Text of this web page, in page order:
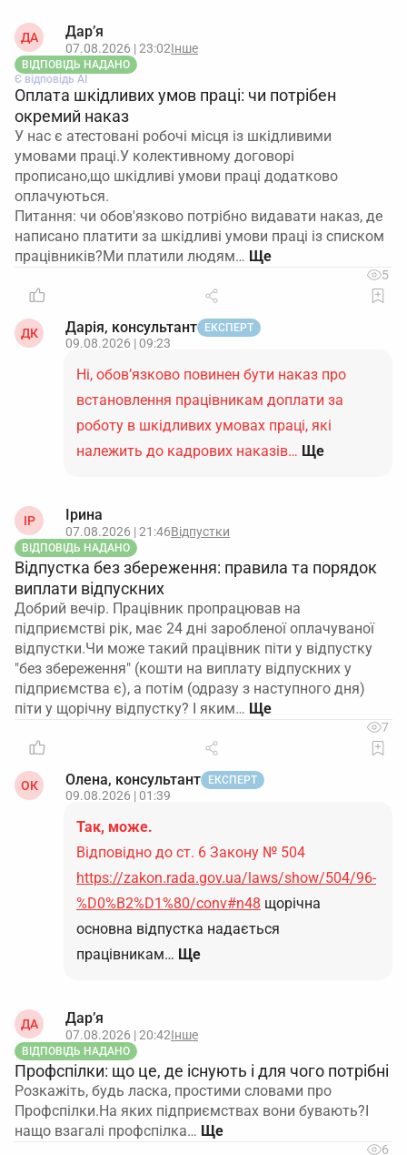
ДА Дар’я
07.08.2026 | 23:02Інше
ВІДПОВІДЬ НАДАНО
Є відповідь АІ
Оплата шкідливих умов праці: чи потрібен
окремий наказ
У нас є атестовані робочі місця із шкідливими
умовами праці.У колективному договорі
прописано,що шкідливі умови праці додатково
оплачуються.
Питання: чи обов'язково потрібно видавати наказ, де
написано платити за шкідливі умови праці із списком
працівників?Ми платили людям…
5
ДК Дарія, консультант ЕКСПЕРТ
09.08.2026 | 09:23
Ні, обов’язково повинен бути наказ про
встановлення працівникам доплати за
роботу в шкідливих умовах праці, які
належить до кадрових наказів… Ще
ІР Ірина
07.08.2026 | 21:46Відпустки
ВІДПОВІДЬ НАДАНО
Відпустка без збереження: правила та порядок
виплати відпускних
Добрий вечір. Працівник пропрацював на
підприємстві рік, має 24 дні заробленої оплачуваної
відпустки.Чи може такий працівник піти у відпустку
"без збереження" (кошти на виплату відпускних у
підприємства є), а потім (одразу з наступного дня)
піти у щорічну відпустку? І яким…
7
ОК Олена, консультант ЕКСПЕРТ
09.08.2026 | 01:39
Так, може.
Відповідно до ст. 6 Закону № 504
https://zakon.rada.gov.ua/laws/show/504/96-
%D0%B2%D1%80/conv#n48 щорічна
основна відпустка надається
працівникам… Ще
ДА Дар’я
07.08.2026 | 20:42Інше
ВІДПОВІДЬ НАДАНО
Профспілки: що це, де існують і для чого потрібні
Розкажіть, будь ласка, простими словами про
Профспілки.На яких підприємствах вони бувають?І
нащо взагалі профспілка…
6